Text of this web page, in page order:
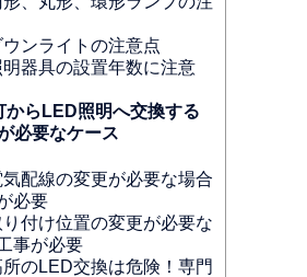
ンライトの注意点
明器具の設置年数に注意
からLED照明へ交換する
必要なケース
配線の変更が必要な場合
必要
付け位置の変更が必要な
事が必要
のLED交換は危険！専門